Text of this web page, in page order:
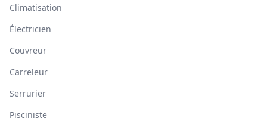
Climatisation
Électricien
Couvreur
Carreleur
Serrurier
Pisciniste